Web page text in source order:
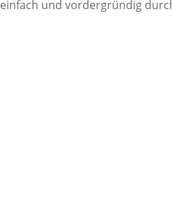
einfach und vordergründig